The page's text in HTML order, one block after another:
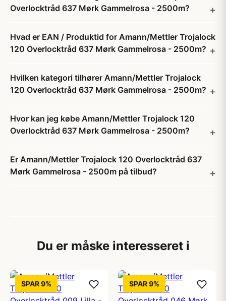
Overlocktråd 637 Mørk Gammelrosa - 2500m?
Hvad er EAN / Produktid for Amann/Mettler Trojalock
120 Overlocktråd 637 Mørk Gammelrosa - 2500m?
Hvilken kategori tilhører Amann/Mettler Trojalock
120 Overlocktråd 637 Mørk Gammelrosa - 2500m?
Hvor kan jeg købe Amann/Mettler Trojalock 120
Overlocktråd 637 Mørk Gammelrosa - 2500m?
Er Amann/Mettler Trojalock 120 Overlocktråd 637
Mørk Gammelrosa - 2500m på tilbud?
Du er måske interesseret i
SPAR 9% SPAR 9%